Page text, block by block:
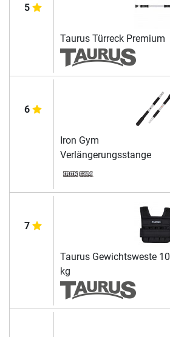
5
Taurus Türreck Premium
6
Iron Gym
Verlängerungsstange
7
Taurus Gewichtsweste 10
kg